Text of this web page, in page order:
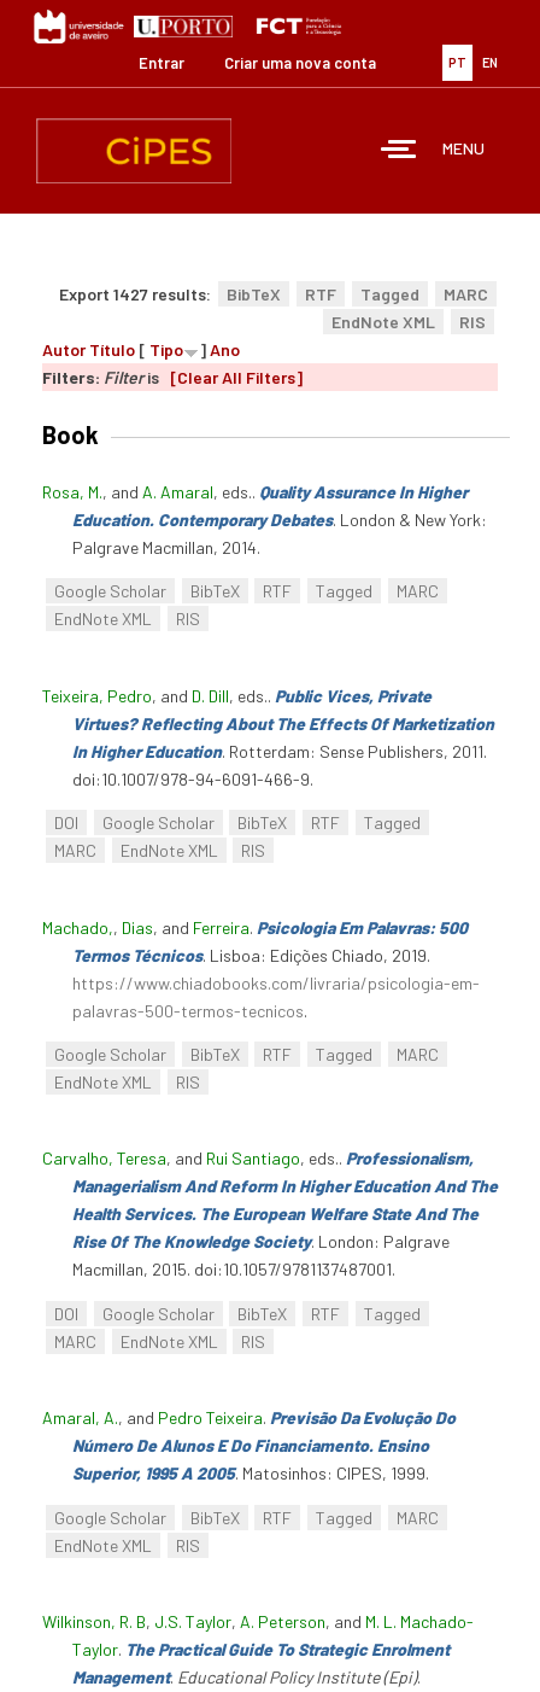
Passar
para
conteúdo
PT EN
Entrar Criar uma nova conta
MENU
Export 1427 results: BibTeX RTF Tagged
MARC
EndNote XML
RIS
Autor Título [ Tipo ]Ano
Filters: Filteris [Clear All Filters]
Book
Rosa, M., and A. Amaral, eds.. Quality Assurance In Higher
Education. Contemporary Debates. London & New York:
Palgrave Macmillan, 2014.
Google Scholar BibTeX RTF Tagged
MARC
EndNote XML
RIS
Teixeira, Pedro, and D. Dill, eds.. Public Vices, Private
Virtues? Reflecting About The Effects Of Marketization
In Higher Education. Rotterdam: Sense Publishers, 2011.
doi:10.1007/978-94-6091-466-9.
DOI Google Scholar BibTeX RTF
Tagged
MARC
EndNote XML RIS
Machado,, Dias, and Ferreira. Psicologia Em Palavras: 500
Termos Técnicos. Lisboa: Edições Chiado, 2019.
https://www.chiadobooks.com/livraria/psicologia-em-
palavras-500-termos-tecnicos.
Google Scholar BibTeX RTF Tagged
MARC
EndNote XML
RIS
Carvalho, Teresa, and Rui Santiago, eds.. Professionalism,
Managerialism And Reform In Higher Education And The
Health Services. The European Welfare State And The
Rise Of The Knowledge Society. London: Palgrave
Macmillan, 2015. doi:10.1057/9781137487001.
DOI Google Scholar BibTeX RTF
Tagged
MARC
EndNote XML RIS
Amaral, A., and Pedro Teixeira. Previsão Da Evolução Do
Número De Alunos E Do Financiamento. Ensino
Superior, 1995 A 2005. Matosinhos: CIPES, 1999.
Google Scholar BibTeX RTF Tagged
MARC
EndNote XML
RIS
Wilkinson, R. B, J.S. Taylor, A. Peterson, and M. L. Machado-
Taylor. The Practical Guide To Strategic Enrolment
Management. Educational Policy Institute (Epi).